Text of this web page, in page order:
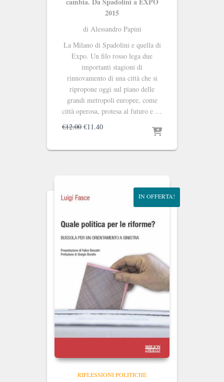
2015
di Alessandro Papini
La Milano di Spadolini e quella di
Expo. Un filo rosso lega due
importanti stagioni di
rinnovamento di una città che si
ripropone oggi sul piano delle
grandi metropoli europee, come
città operosa, protesa al futuro e …
€12.00 Il
€11.40Il
IN OFFERTA!
RIFLESSIONI POLITICHE